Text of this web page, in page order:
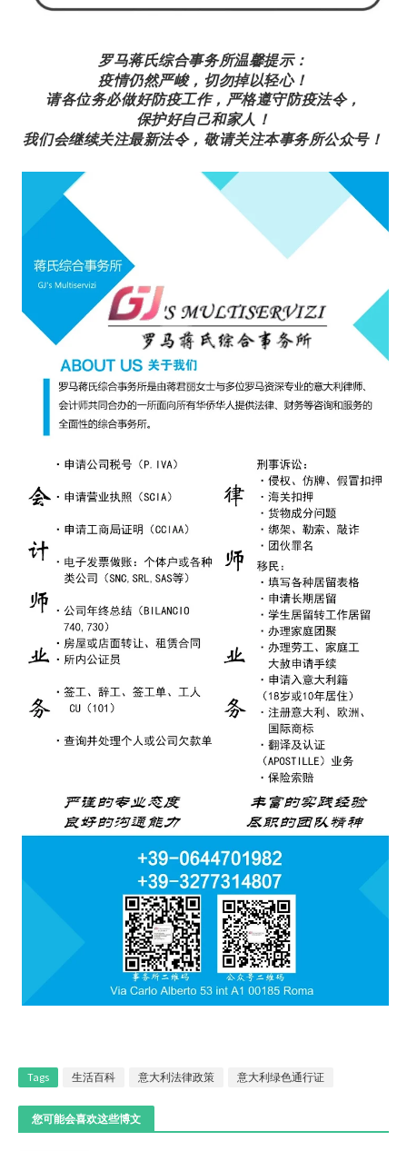
罗马蒋氏综合事务所温馨提示：
疫情仍然严峻，切勿掉以轻心！
请各位务必做好防疫工作，严格遵守防疫法令，
保护好自己和家人！
我们会继续关注最新法令，敬请关注本事务所公众号！
Tags 生活百科 意大利法律政策 意大利绿色通行证
您可能会喜欢这些博文